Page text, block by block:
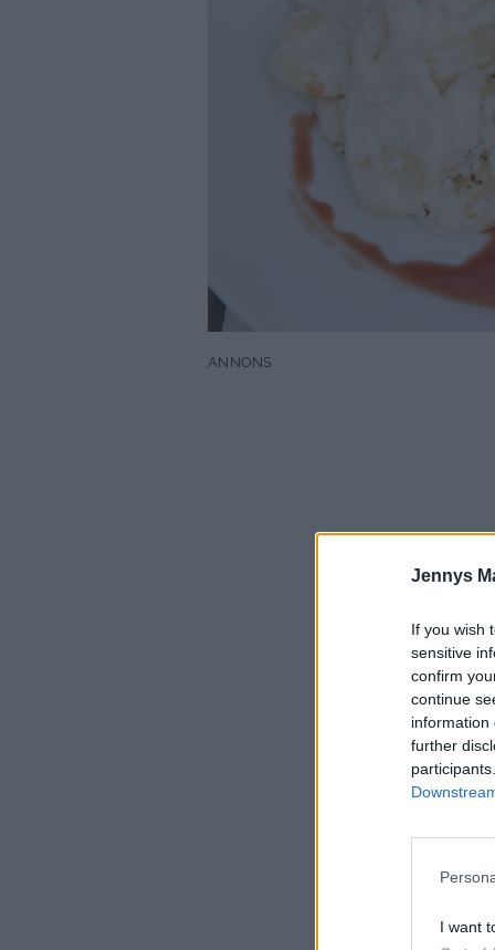
Jennys
If you wish
sensitive
confirm
continue
information
further
I want
800